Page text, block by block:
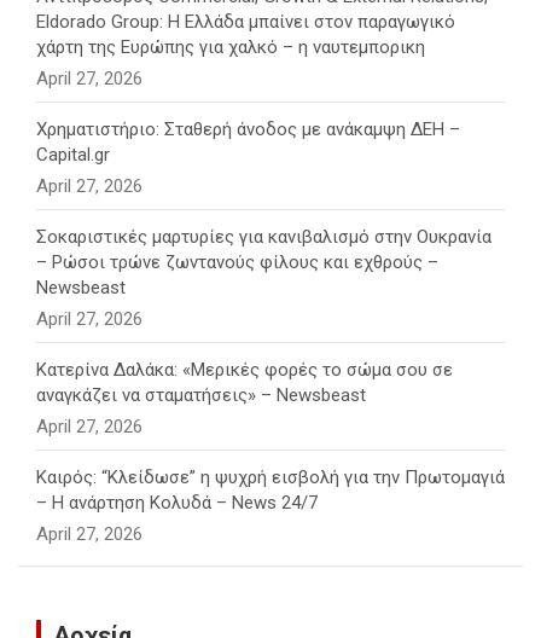
Eldorado Group: Η Ελλάδα μπαίνει στον παραγωγικό
χάρτη της Ευρώπης για χαλκό – η ναυτεμπορικη
April 27, 2026
Χρηματιστήριο: Σταθερή άνοδος με ανάκαμψη ΔΕΗ –
Capital.gr
April 27, 2026
Σοκαριστικές μαρτυρίες για κανιβαλισμό στην Ουκρανία
– Ρώσοι τρώνε ζωντανούς φίλους και εχθρούς –
Newsbeast
April 27, 2026
Κατερίνα Δαλάκα: «Μερικές φορές το σώμα σου σε
αναγκάζει να σταματήσεις» – Newsbeast
April 27, 2026
Καιρός: “Κλείδωσε” η ψυχρή εισβολή για την Πρωτομαγιά
– Η ανάρτηση Κολυδά – News 24/7
April 27, 2026